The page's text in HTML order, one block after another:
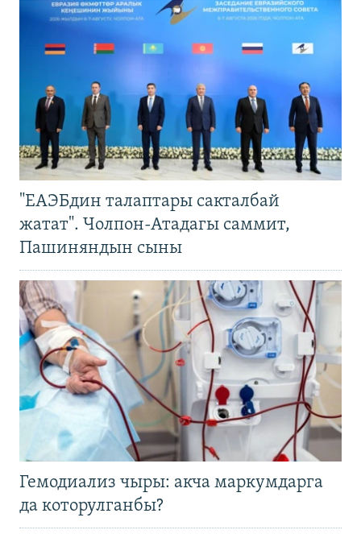
"ЕАЭБдин талаптары сакталбай
жатат". Чолпон-Атадагы саммит,
Пашиняндын сыны
Гемодиализ чыры: акча маркумдарга
да которулганбы?